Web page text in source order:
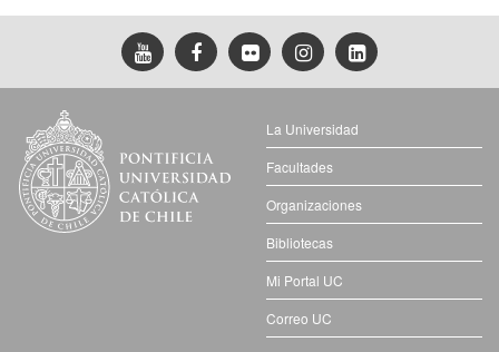
La Universidad
Facultades
Organizaciones
Bibliotecas
Mi Portal UC
Correo UC